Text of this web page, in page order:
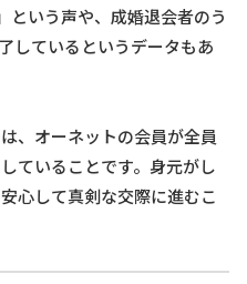
という声や、成婚退会者のう
しているというデータもあ
、オーネットの会員が全員
ていることです。身元がし
心して真剣な交際に進むこ